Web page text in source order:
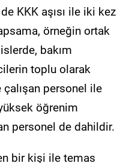
de KKK aşısı ile iki kez
örneğin ortak
bakım
toplu olarak
çalışan personel ile
öğrenim
personel de dahildir.
bir kişi ile temas